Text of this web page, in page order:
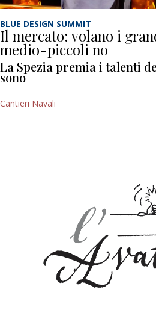
BLUE DESIGN SUMMIT
Il mercato: volano i
medio-piccoli no
La Spezia premia i talenti
sono
Cantieri Navali